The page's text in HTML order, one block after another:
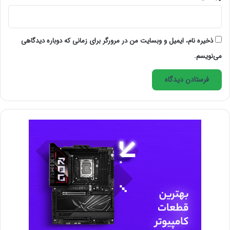
سختگیر هستند. ما متوجه شده ایم که اکثر فریلنسرها تا
وقتی که فرصت گفتگو با مشتری نداشته باشند و مطمئن
نباشند که سبک کارشان متناسب با انتظارات مشتریان است،
پروژه‌ای را قبول نمی کنند.
ارتباطات شفاف دارند
فریلنسرهای موفق وقت خود را صرف ارتباطات قوی با
مشتری می‌کنند. با توجه به آنکه در این کار فرصت دیدارهای
منظم و رو‌ در رو در دفتر کار نیست، بهترین راه برای ایجاد
اعتماد و همکاری مؤثر همین ارتباطات می باشد. ارتباط با
مشتری باید حرفه‌ای، دقیق و شفاف باشد و همچنین زمان
ذخیره نام، ایمیل و وبسایت من در مرورگر برای زمانی که دوباره دیدگاهی
می‌نویسم.